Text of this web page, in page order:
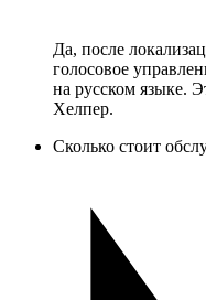
Да, после
голосовое
на русском языке.
Хелпер.
Сколько стоит